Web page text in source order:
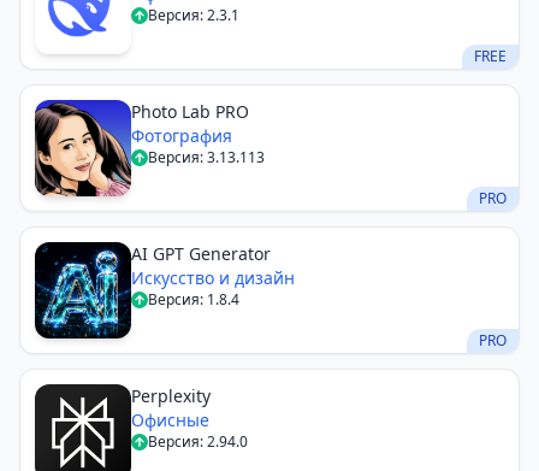
Версия: 2.3.1
FREE
Photo Lab PRO
Фотография
Версия: 3.13.113
PRO
AI GPT Generator
Искусство и дизайн
Версия: 1.8.4
PRO
Perplexity
Офисные
Версия: 2.94.0